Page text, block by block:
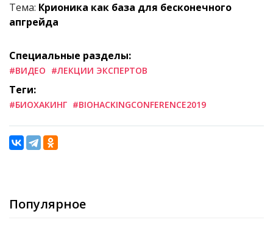
Тема: Крионика как база для бесконечного
апгрейда
Специальные разделы:
#ВИДЕО #ЛЕКЦИИ ЭКСПЕРТОВ
Теги:
#БИОХАКИНГ #BIOHACKINGCONFERENCE2019
Популярное